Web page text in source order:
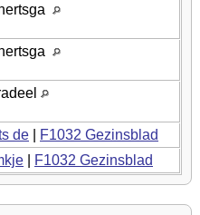
de
F1032 Gezinsblad
F1032 Gezinsblad